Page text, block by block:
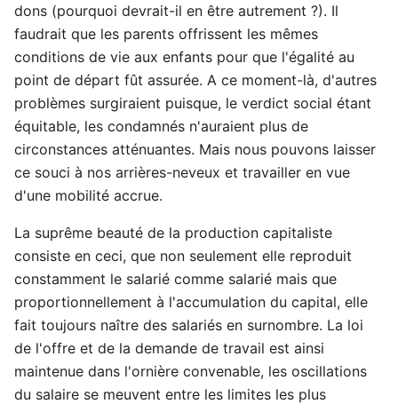
dons (pourquoi devrait-il en être autrement ?). Il
faudrait que les parents offrissent les mêmes
conditions de vie aux enfants pour que l'égalité au
point de départ fût assurée. A ce moment-là, d'autres
problèmes surgiraient puisque, le verdict social étant
équitable, les condamnés n'auraient plus de
circonstances atténuantes. Mais nous pouvons laisser
ce souci à nos arrières-neveux et travailler en vue
d'une mobilité accrue.
La suprême beauté de la production capitaliste
consiste en ceci, que non seulement elle reproduit
constamment le salarié comme salarié mais que
proportionnellement à l'accumulation du capital, elle
fait toujours naître des salariés en surnombre. La loi
de l'offre et de la demande de travail est ainsi
maintenue dans l'ornière convenable, les oscillations
du salaire se meuvent entre les limites les plus